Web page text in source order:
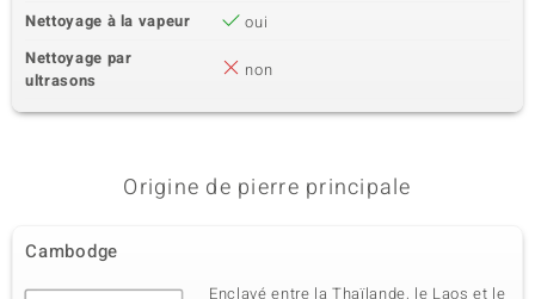
Nettoyage à la vapeur
oui
Nettoyage par
ultrasons
non
Origine de pierre principale
Cambodge
Enclavé entre la Thaïlande, le Laos et le